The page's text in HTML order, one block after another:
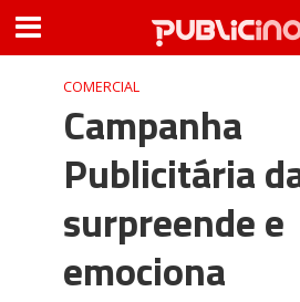
COMERCIAL
Campanha
Publicitária
surpreende e
emociona